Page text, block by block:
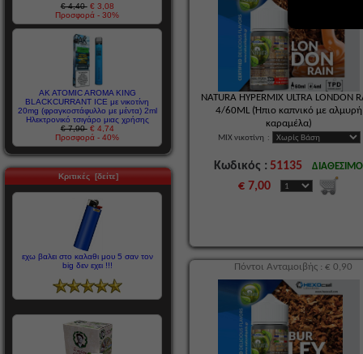
€ 4,40 € 3,08
Προσφορά - 30%
AK ATOMIC AROMA KING
BLACKCURRANT ICE με νικοτίνη
20mg (φραγκοστάφυλλο με μέντα) 2ml
Ηλεκτρονικό τσιγάρο μιας χρήσης
€ 7,90 € 4,74
Προσφορά - 40%
Κριτικές [δείτε]
εχω βαλει στο καλαθι μου 5 σαν τον
big δεν εχει !!!
NATURA HYPERMIX ULTRA LONDON
4/60ML (Ήπιο καπνικό με αλμυρή
καραμέλα)
MIX νικοτίνη :
Κωδικός : 51135 ΔΙΑΘΕΣΙΜΟ
€ 7,00
Πόντοι Ανταμοιβής : € 0,90